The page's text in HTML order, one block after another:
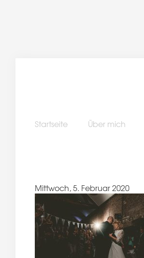
Startseite Über mich
Mittwoch, 5. Februar 2020